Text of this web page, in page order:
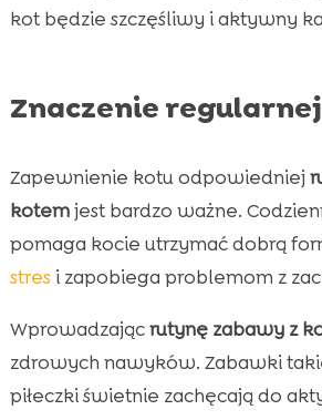
kot będzie szczęśliwy i aktywny
Znaczenie
Zapewnienie kotu odpowiedniej
kotemjest bardzo ważne.
pomaga kocie utrzymać dobrą
stresi zapobiega problemom z
Wprowadzającrutynę zabawy z
zdrowych nawyków. Zabawki
piłeczki świetnie zachęcają do